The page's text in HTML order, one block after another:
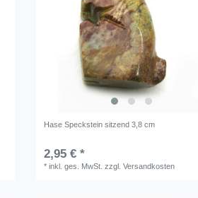
Hase Speckstein sitzend 3,8 cm
2,95 € *
*inkl. ges. MwSt. zzgl.Versandkosten